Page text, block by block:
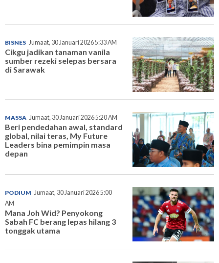
BISNES Jumaat, 30 Januari 2026 5:33 AM
Cikgu jadikan tanaman vanila
sumber rezeki selepas bersara
di Sarawak
MASSA Jumaat, 30 Januari 2026 5:20 AM
Beri pendedahan awal, standard
global, nilai teras, My Future
Leaders bina pemimpin masa
depan
PODIUM Jumaat, 30 Januari 2026 5:00
AM
Mana Joh Wid? Penyokong
Sabah FC berang lepas hilang 3
tonggak utama